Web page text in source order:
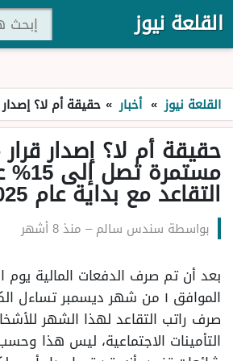
القلعة نيوز
القلعة نيوز » أخبار » حقيقة أم لا؟ إصدار قرار ملكي بزيادة
حقيقة أم لا؟ إصدار
التقاعد مع بداية عام 2025
بواسطة سندس سالم– منذ 8 أشهر
بعد أن تم صرف الدفعات المالية يوم
الموافق ١ من شهر ديسمبر
صرف راتب التقاعد لهذا الشهر
التأمينات الاجتماعية، ليس هذا